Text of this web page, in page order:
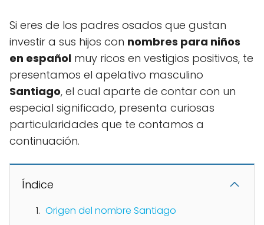
Si eres de los padres osados que gustan
investir a sus hijos con nombres para niños
en español muy ricos en vestigios positivos, te
presentamos el apelativo masculino
Santiago, el cual aparte de contar con un
especial significado, presenta curiosas
particularidades que te contamos a
continuación.
Índice
Origen del nombre Santiago